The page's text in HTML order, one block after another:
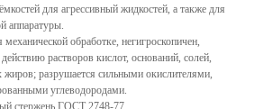
для агрессивный жидкостей, а также для
аппаратуры.
обработке, негигроскопичен,
растворов кислот, оснований, солей,
жиров; разрушается сильными окислителями,
углеводородами.
стержень ГОСТ 2748-77.